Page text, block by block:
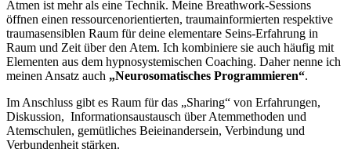
Atmen ist mehr als eine Technik. Meine Breathwork-Sessions
öffnen einen ressourcenorientierten, traumainformierten respektive
traumasensiblen Raum für deine elementare Seins-Erfahrung in
Raum und Zeit über den Atem. Ich kombiniere sie auch häufig mit
Elementen aus dem hypnosystemischen Coaching. Daher nenne ich
meinen Ansatz auch „Neurosomatisches Programmieren“.
Im Anschluss gibt es Raum für das „Sharing“ von Erfahrungen,
Diskussion, Informationsaustausch über Atemmethoden und
Atemschulen, gemütliches Beieinandersein, Verbindung und
Verbundenheit stärken.